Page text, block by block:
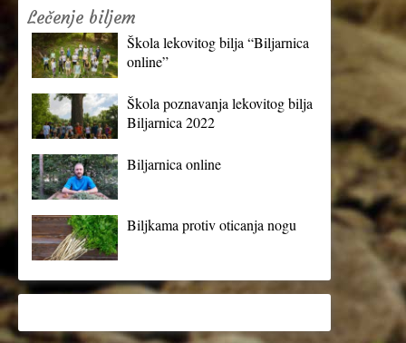
Lečenje biljem
Škola lekovitog bilja “Biljarnica
online”
Škola poznavanja lekovitog bilja
Biljarnica 2022
Biljarnica online
Biljkama protiv oticanja nogu